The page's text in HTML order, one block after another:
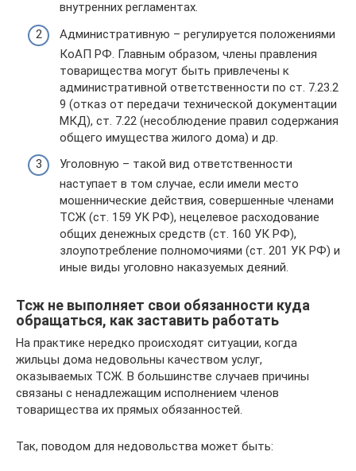
внутренних регламентах.
Административную – регулируется положениями
КоАП РФ. Главным образом, члены правления
товарищества могут быть привлечены к
административной ответственности по ст. 7.23.2
9 (отказ от передачи технической документации
МКД), ст. 7.22 (несоблюдение правил содержания
общего имущества жилого дома) и др.
Уголовную – такой вид ответственности
наступает в том случае, если имели место
мошеннические действия, совершенные членами
ТСЖ (ст. 159 УК РФ), нецелевое расходование
общих денежных средств (ст. 160 УК РФ),
злоупотребление полномочиями (ст. 201 УК РФ) и
иные виды уголовно наказуемых деяний.
Тсж не выполняет свои обязанности куда
обращаться, как заставить работать
На практике нередко происходят ситуации, когда
жильцы дома недовольны качеством услуг,
оказываемых ТСЖ. В большинстве случаев причины
связаны с ненадлежащим исполнением членов
товарищества их прямых обязанностей.
Так, поводом для недовольства может быть: